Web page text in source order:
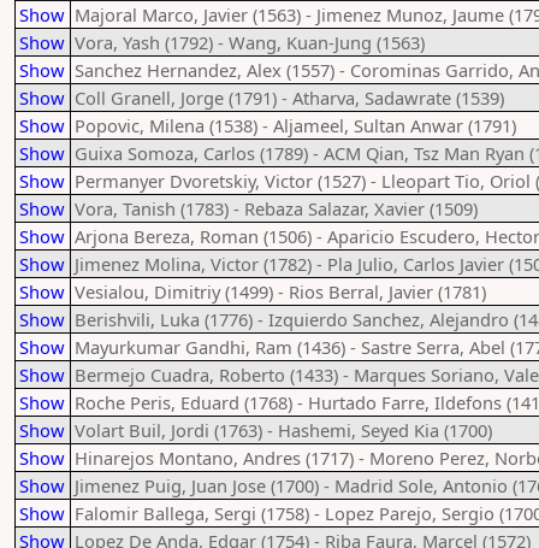
Show Majoral Marco, Javier (1563) - Jimenez Munoz, Jaume
Show Vora, Yash (1792) - Wang, Kuan-Jung (1563)
Show Sanchez Hernandez, Alex (1557) - Corominas Garrido,
Show Coll Granell, Jorge (1791) - Atharva, Sadawrate (1539)
Show Popovic, Milena (1538) - Aljameel, Sultan Anwar (1791)
Show Guixa Somoza, Carlos (1789) - ACM Qian, Tsz Man Ryan
Show Permanyer Dvoretskiy, Victor (1527) - Lleopart Tio, Oriol
Show Vora, Tanish (1783) - Rebaza Salazar, Xavier (1509)
Show Arjona Bereza, Roman (1506) - Aparicio Escudero,
Show Jimenez Molina, Victor (1782) - Pla Julio, Carlos Javier
Show Vesialou, Dimitriy (1499) - Rios Berral, Javier (1781)
Show Berishvili, Luka (1776) - Izquierdo Sanchez, Alejandro
Show Mayurkumar Gandhi, Ram (1436) - Sastre Serra, Abel
Show Bermejo Cuadra, Roberto (1433) - Marques Soriano,
Show Roche Peris, Eduard (1768) - Hurtado Farre, Ildefons
Show Volart Buil, Jordi (1763) - Hashemi, Seyed Kia (1700)
Show Hinarejos Montano, Andres (1717) - Moreno Perez,
Show Jimenez Puig, Juan Jose (1700) - Madrid Sole, Antonio
Show Falomir Ballega, Sergi (1758) - Lopez Parejo, Sergio
Show Lopez De Anda, Edgar (1754) - Riba Faura, Marcel (1572)